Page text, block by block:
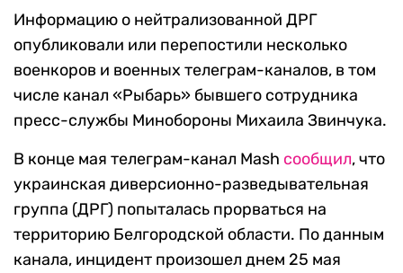
Информацию о нейтрализованной ДРГ
опубликовали или перепостили несколько
военкоров и военных телеграм-каналов, в том
числе канал «Рыбарь» бывшего сотрудника
пресс-службы Минобороны Михаила Звинчука.
В конце мая телеграм-канал Mash сообщил, что
украинская диверсионно-разведывательная
группа (ДРГ) попыталась прорваться на
территорию Белгородской области. По данным
канала, инцидент произошел днем 25 мая